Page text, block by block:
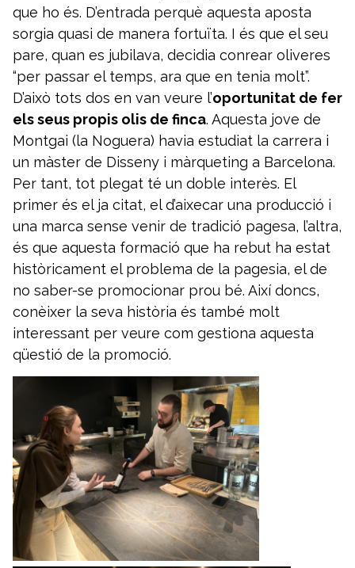
que ho és. D’entrada perquè aquesta aposta
sorgia quasi de manera fortuïta. I és que el seu
pare, quan es jubilava, decidia conrear oliveres
“per passar el temps, ara que en tenia molt”.
D’això tots dos en van veure l’oportunitat de fer
els seus propis olis de finca. Aquesta jove de
Montgai (la Noguera) havia estudiat la carrera i
un màster de Disseny i màrqueting a Barcelona.
Per tant, tot plegat té un doble interès. El
primer és el ja citat, el d’aixecar una producció i
una marca sense venir de tradició pagesa, l’altra,
és que aquesta formació que ha rebut ha estat
històricament el problema de la pagesia, el de
no saber-se promocionar prou bé. Així doncs,
conèixer la seva història és també molt
interessant per veure com gestiona aquesta
qüestió de la promoció.